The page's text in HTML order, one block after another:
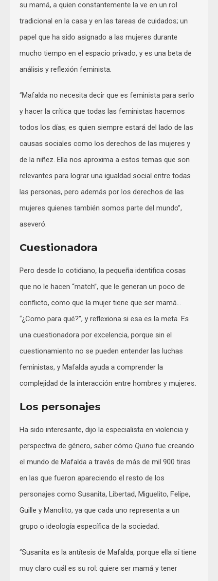
su mamá, a quien constantemente la ve en un rol
tradicional en la casa y en las tareas de cuidados; un
papel que ha sido asignado a las mujeres durante
mucho tiempo en el espacio privado, y es una beta de
análisis y reflexión feminista.
“Mafalda no necesita decir que es feminista para serlo
y hacer la crítica que todas las feministas hacemos
todos los días; es quien siempre estará del lado de las
causas sociales como los derechos de las mujeres y
de la niñez. Ella nos aproxima a estos temas que son
relevantes para lograr una igualdad social entre todas
las personas, pero además por los derechos de las
mujeres quienes también somos parte del mundo”,
aseveró.
Cuestionadora
Pero desde lo cotidiano, la pequeña identifica cosas
que no le hacen “match”, que le generan un poco de
conflicto, como que la mujer tiene que ser mamá…
“¿Como para qué?”, y reflexiona si esa es la meta. Es
una cuestionadora por excelencia, porque sin el
cuestionamiento no se pueden entender las luchas
feministas, y Mafalda ayuda a comprender la
complejidad de la interacción entre hombres y mujeres.
Los personajes
Ha sido interesante, dijo la especialista en violencia y
perspectiva de género, saber cómo Quino fue creando
el mundo de Mafalda a través de más de mil 900 tiras
en las que fueron apareciendo el resto de los
personajes como Susanita, Libertad, Miguelito, Felipe,
Guille y Manolito, ya que cada uno representa a un
grupo o ideología específica de la sociedad.
“Susanita es la antítesis de Mafalda, porque ella sí tiene
muy claro cuál es su rol: quiere ser mamá y tener